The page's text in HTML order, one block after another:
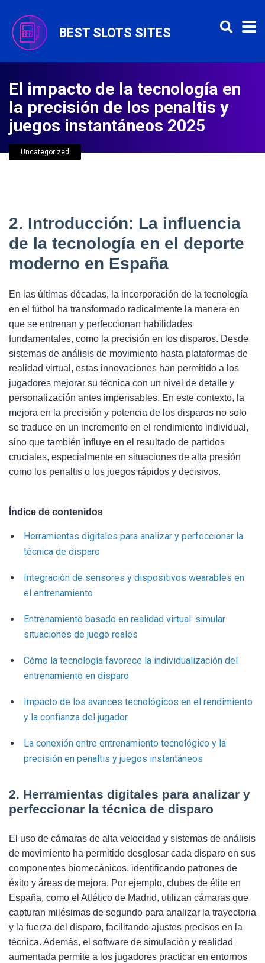
BEST SLOTS SITES
El impacto de la tecnología en
la precisión de los penaltis y
juegos instantáneos 2025
Uncategorized
2. Introducción: La influencia
de la tecnología en el deporte
moderno en España
En las últimas décadas, la incorporación de la tecnología
en el fútbol ha transformado radicalmente la manera en
que se entrenan y perfeccionan habilidades
fundamentales, como la precisión en los disparos. Desde
sistemas de análisis de movimiento hasta plataformas de
realidad virtual, estas innovaciones han permitido a los
jugadores mejorar su técnica con un nivel de detalle y
personalización antes impensables. En este contexto, la
mejora en la precisión y potencia de los disparos no solo
se traduce en un incremento en el rendimiento individual,
sino que también influye en el resultado de partidos
cruciales, especialmente en situaciones de alta presión
como los penaltis o los juegos rápidos y decisivos.
Índice de contenidos
Herramientas digitales para analizar y perfeccionar la
técnica de disparo
Integración de sensores y dispositivos wearables en
el entrenamiento
Entrenamiento basado en realidad virtual: simular
situaciones de juego reales
Cómo la tecnología favorece la individualización del
entrenamiento en disparo
Impacto de los avances tecnológicos en el rendimiento
y la confianza del jugador
La conexión entre entrenamiento tecnológico y la
precisión en penaltis y juegos instantáneos
2. Herramientas digitales para analizar y
perfeccionar la técnica de disparo
El uso de cámaras de alta velocidad y sistemas de análisis
de movimiento ha permitido desglosar cada disparo en sus
componentes biomecánicos, identificando patrones de
éxito y áreas de mejora. Por ejemplo, clubes de élite en
España, como el Atlético de Madrid, utilizan cámaras que
capturan milésimas de segundo para analizar la trayectoria
y la fuerza del disparo, facilitando ajustes precisos en la
técnica. Además, el software de simulación y realidad
aumentada permite a los jugadores practicar en entornos